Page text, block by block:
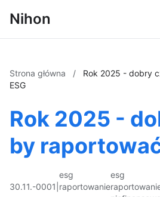
Nihon
Strona główna /
Rok 2025 - dobry
ESG
Rok 2025 -
by
30.11.-0001
esg
raportowanie
esg